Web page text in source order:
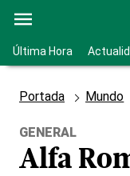
Última Hora
Portada Mundo
GENERAL
Alfa